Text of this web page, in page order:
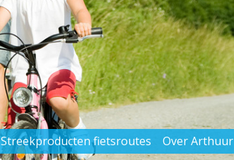
Streekproducten fietsroutes Over Arthuur